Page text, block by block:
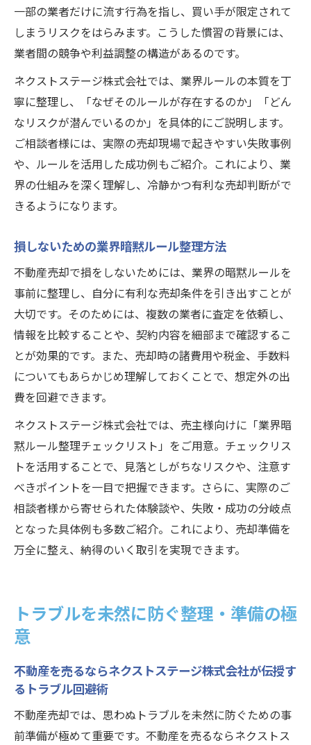
一部の業者だけに流す行為を指し、買い手が限定されて
しまうリスクをはらみます。こうした慣習の背景には、
業者間の競争や利益調整の構造があるのです。
ネクストステージ株式会社では、業界ルールの本質を丁
寧に整理し、「なぜそのルールが存在するのか」「どん
なリスクが潜んでいるのか」を具体的にご説明します。
ご相談者様には、実際の売却現場で起きやすい失敗事例
や、ルールを活用した成功例もご紹介。これにより、業
界の仕組みを深く理解し、冷静かつ有利な売却判断がで
きるようになります。
損しないための業界暗黙ルール整理方法
不動産売却で損をしないためには、業界の暗黙ルールを
事前に整理し、自分に有利な売却条件を引き出すことが
大切です。そのためには、複数の業者に査定を依頼し、
情報を比較することや、契約内容を細部まで確認するこ
とが効果的です。また、売却時の諸費用や税金、手数料
についてもあらかじめ理解しておくことで、想定外の出
費を回避できます。
ネクストステージ株式会社では、売主様向けに「業界暗
黙ルール整理チェックリスト」をご用意。チェックリス
トを活用することで、見落としがちなリスクや、注意す
べきポイントを一目で把握できます。さらに、実際のご
相談者様から寄せられた体験談や、失敗・成功の分岐点
となった具体例も多数ご紹介。これにより、売却準備を
万全に整え、納得のいく取引を実現できます。
トラブルを未然に防ぐ整理・準備の極
意
不動産を売るならネクストステージ株式会社が伝授す
るトラブル回避術
不動産売却では、思わぬトラブルを未然に防ぐための事
前準備が極めて重要です。不動産を売るならネクストス